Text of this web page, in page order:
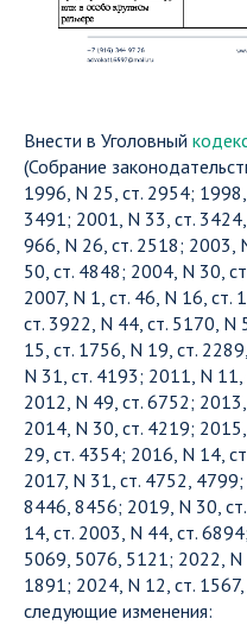
Внести в Уголовный
(Собрание
1996, N 25, ст. 2954;
3491; 2001, N 33, ст.
966, N 26, ст. 2518; 2003,
50, ст. 4848; 2004, N 30,
2007, N 1, ст. 46, N 16, ст.
ст. 3922, N 44, ст. 5170, N
15, ст. 1756, N 19, ст.
N 31, ст. 4193; 2011, N
2012, N 49, ст. 6752;
2014, N 30, ст. 4219;
29, ст. 4354; 2016, N 14,
2017, N 31, ст. 4752,
8446, 8456; 2019, N 30,
14, ст. 2003, N 44, ст.
5069, 5076, 5121; 2022, N
1891; 2024, N 12, ст.
следующие изменения: